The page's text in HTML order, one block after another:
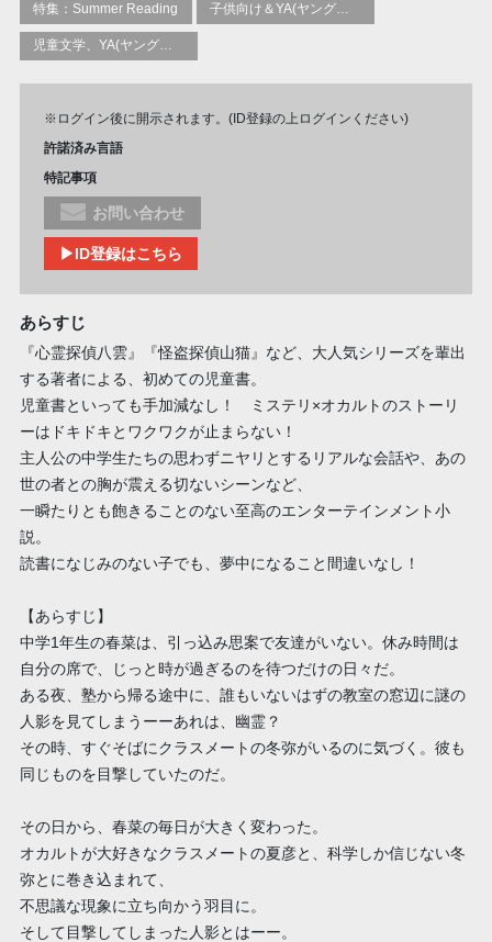
特集：Summer Reading 子供向け＆YA(ヤングアダルト)向けのフィクション、実話本
児童文学、YA(ヤングアダルト)文学研究：一般
※ログイン後に開示されます。(ID登録の上ログインください)
許諾済み言語
特記事項
お問い合わせ
▶ID登録はこちら
あらすじ
『心霊探偵八雲』『怪盗探偵山猫』など、大人気シリーズを輩出
する著者による、初めての児童書。
児童書といっても手加減なし！ ミステリ×オカルトのストーリ
ーはドキドキとワクワクが止まらない！
主人公の中学生たちの思わずニヤリとするリアルな会話や、あの
世の者との胸が震える切ないシーンなど、
一瞬たりとも飽きることのない至高のエンターテインメント小
説。
読書になじみのない子でも、夢中になること間違いなし！
【あらすじ】
中学1年生の春菜は、引っ込み思案で友達がいない。休み時間は
自分の席で、じっと時が過ぎるのを待つだけの日々だ。
ある夜、塾から帰る途中に、誰もいないはずの教室の窓辺に謎の
人影を見てしまうーーあれは、幽霊？
その時、すぐそばにクラスメートの冬弥がいるのに気づく。彼も
同じものを目撃していたのだ。
その日から、春菜の毎日が大きく変わった。
オカルトが大好きなクラスメートの夏彦と、科学しか信じない冬
弥とに巻き込まれて、
不思議な現象に立ち向かう羽目に。
そして目撃してしまった人影とはーー。